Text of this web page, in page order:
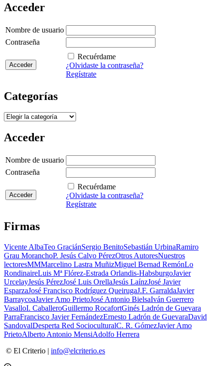
Acceder
Nombre de usuario
Contraseña
Recuérdame
¿Olvidaste la contraseña?
Regístrate
Categorías
Categorías
Acceder
Nombre de usuario
Contraseña
Recuérdame
¿Olvidaste la contraseña?
Regístrate
Firmas
Vicente AlbaTeo GraciánSergio BenitoSebastián UrbinaRamiro
Grau MoranchoP. Jesús Calvo PérezOtros AutoresNuestros
lectoresMMMarcelino Lastra MuñizMiguel Bernad RemónLo
RondinaireLuis Mª Flórez-Estrada Orlandis-HabsburgoJavier
UrcelayJesús PérezJosé Luis OrellaJesús LaínzJosé Javier
EsparzaJosé Francisco Rodríguez QueirugaJ.F. GarraldaJavier
BarraycoaJavier Amo PrietoJosé Antonio BielsaIván Guerrero
VasalloI. CaballeroGuillermo RocafortGinés Ladrón de Guevara
ParraFrancisco Javier FernándezErnesto Ladrón de GuevaraDavid
SandovalDesperta Red SocioculturalC. R. GómezJavier Amo
PrietoAlberto Antonio MensiAdolfo Herrera
© El Criterio | info@elcriterio.es